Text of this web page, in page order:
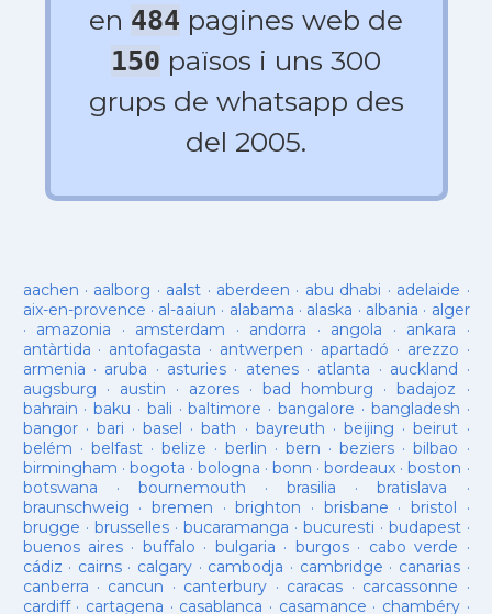
en 484 pagines web de
150 països i uns 300
grups de whatsapp des
del 2005.
aachen · aalborg · aalst · aberdeen · abu dhabi · adelaide ·
aix-en-provence · al-aaiun · alabama · alaska · albania · alger
· amazonia · amsterdam · andorra · angola · ankara ·
antàrtida · antofagasta · antwerpen · apartadó · arezzo ·
armenia · aruba · asturies· atenes· atlanta · auckland ·
augsburg · austin · azores·bad homburg ·badajoz ·
bahrain ·baku · bali ·baltimore ·bangalore · bangladesh ·
bangor· bari ·basel ·bath · bayreuth ·beijing ·beirut ·
belém · belfast· belize · berlin ·bern ·beziers ·bilbao ·
birmingham · bogota · bologna ·bonn ·bordeaux ·boston ·
botswana · bournemouth ·brasilia ·bratislava ·
braunschweig · bremen ·brighton · brisbane · bristol ·
brugge · brusselles· bucaramanga · bucuresti · budapest·
buenos aires· buffalo · bulgaria · burgos· cabo verde ·
cádiz · cairns· calgary · cambodja · cambridge · canarias·
canberra · cancun · canterbury · caracas · carcassonne ·
cardiff· cartagena · casablanca · casamance · chambéry·